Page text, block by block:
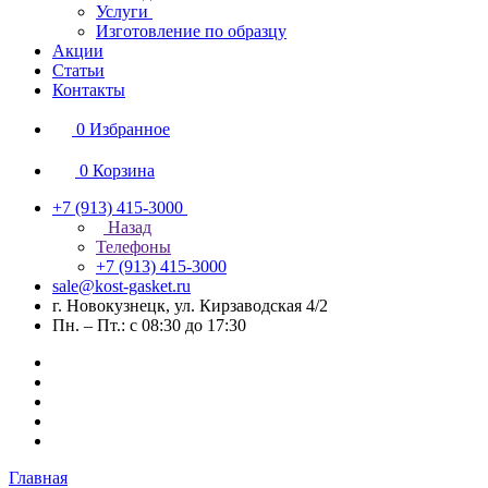
Услуги
Изготовление по образцу
Акции
Статьи
Контакты
0 Избранное
0 Корзина
+7 (913) 415-3000
Назад
Телефоны
+7 (913) 415-3000
sale@kost-gasket.ru
г. Новокузнецк, ул. Кирзаводская 4/2
Пн. – Пт.: с 08:30 до 17:30
Главная